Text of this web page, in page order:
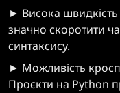
► Висока
значно скоротити
синтаксису.
► Можливість
Проєкти на Python